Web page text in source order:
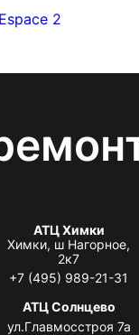
2
АТЦ Химки
Химки, ш Нагорное,
2к7
+7 (495) 989-21-31
АТЦ Солнцево
ул.Главмосстроя 7а